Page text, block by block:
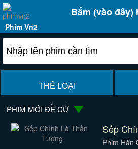
Bấm (vào đây)
Phim Vn2
THỂ LOẠI
PHIM MỚI ĐỀ CỬ
Sếp
Phim Hàn